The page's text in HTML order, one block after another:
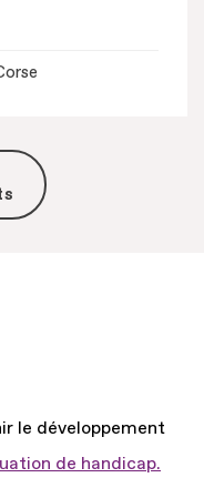
le développement
de handicap.